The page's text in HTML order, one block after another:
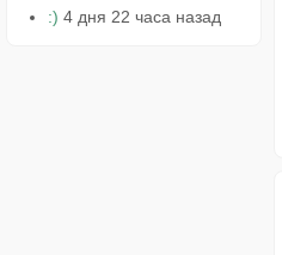
:) 4 дня 22 часа назад